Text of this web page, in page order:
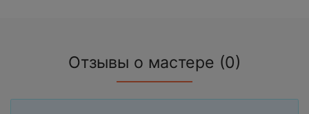
Отзывы о мастере (0)